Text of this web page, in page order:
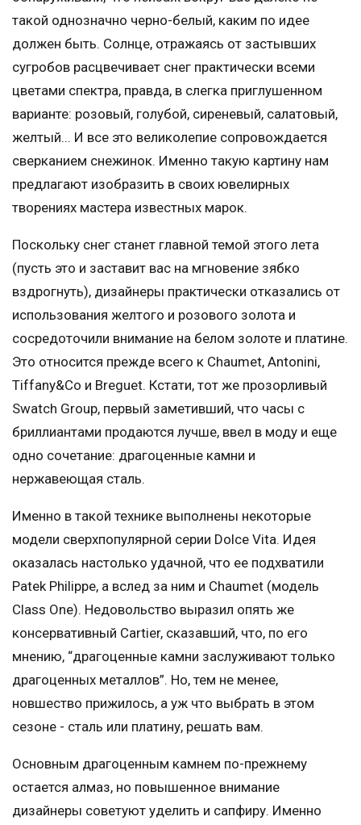
такой однозначно черно-белый, каким по идее
должен быть. Солнце, отражаясь от застывших
сугробов расцвечивает снег практически всеми
цветами спектра, правда, в слегка приглушенном
варианте: розовый, голубой, сиреневый, салатовый,
желтый... И все это великолепие сопровождается
сверканием снежинок. Именно такую картину нам
предлагают изобразить в своих ювелирных
творениях мастера известных марок.
Поскольку снег станет главной темой этого лета
(пусть это и заставит вас на мгновение зябко
вздрогнуть), дизайнеры практически отказались от
использования желтого и розового золота и
сосредоточили внимание на белом золоте и платине.
Это относится прежде всего к Chaumet, Antonini,
Tiffany&Co и Breguet. Кстати, тот же прозорливый
Swatch Group, первый заметивший, что часы с
бриллиантами продаются лучше, ввел в моду и еще
одно сочетание: драгоценные камни и
нержавеющая сталь.
Именно в такой технике выполнены некоторые
модели сверхпопулярной серии Dolce Vita. Идея
оказалась настолько удачной, что ее подхватили
Patek Philippe, а вслед за ним и Chaumet (модель
Class One). Недовольство выразил опять же
консервативный Cartier, сказавший, что, по его
мнению, “драгоценные камни заслуживают только
драгоценных металлов”. Но, тем не менее,
новшество прижилось, а уж что выбрать в этом
сезоне - сталь или платину, решать вам.
Основным драгоценным камнем по-прежнему
остается алмаз, но повышенное внимание
дизайнеры советуют уделить и сапфиру. Именно